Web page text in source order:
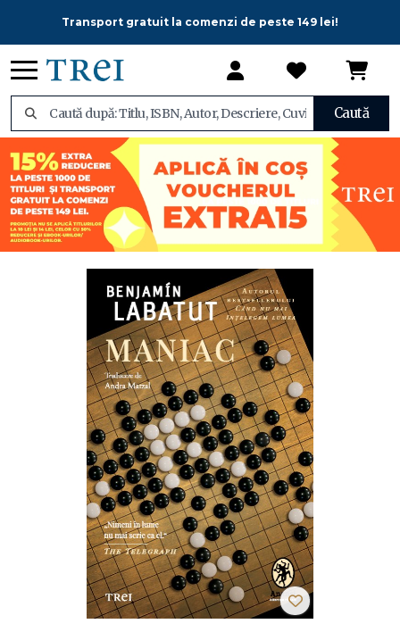
Transport gratuit la comenzi de peste 149 lei!
Caută